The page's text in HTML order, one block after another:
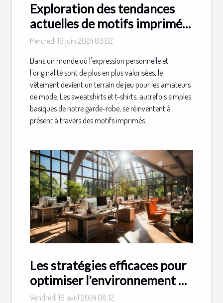
Exploration des tendances
actuelles de motifs imprimés
sur les sweatshirts et t-shirts
Mercredi 19 juin 2024 03:02
Dans un monde où l'expression personnelle et
l'originalité sont de plus en plus valorisées, le
vêtement devient un terrain de jeu pour les amateurs
de mode. Les sweatshirts et t-shirts, autrefois simples
basiques de notre garde-robe, se réinventent à
présent à travers des motifs imprimés...
Les stratégies efficaces pour
optimiser l'environnement de
travail et la productivité des
Vendredi 19 avril 2024 08:12